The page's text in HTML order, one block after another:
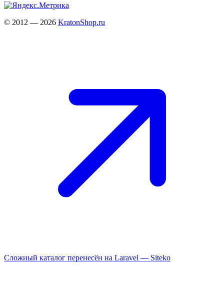
© 2012 — 2026 KratonShop.ru
Сложный каталог перенесён на Laravel — Siteko